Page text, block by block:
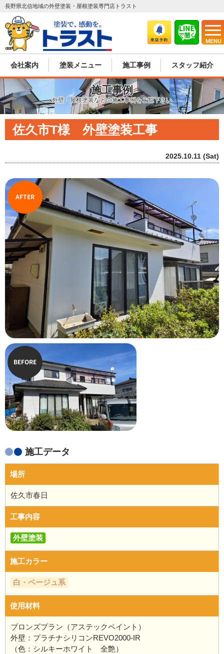
MENU
長野県北信地域の外壁塗装・屋根塗装専門店トラスト
会社案内 塗装メニュー 施工事例 スタッフ紹介
施工事例
外壁・屋根塗装などの施工事例をご覧下さい
佐久市T様 外壁塗装工事
2025.10.11 (Sat)
AFTER
BEFORE
施工データ
場所
佐久市春日
工事内容
外壁塗装
施工カラー
白・ベージュ系
使用材料
ブロンズプラン（アステックペイント）
外壁：プラチナシリコンREVO2000-IR
（色：シルキーホワイト 全艶）